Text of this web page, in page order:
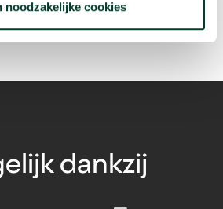
noodzakelijke cookies
dankzij